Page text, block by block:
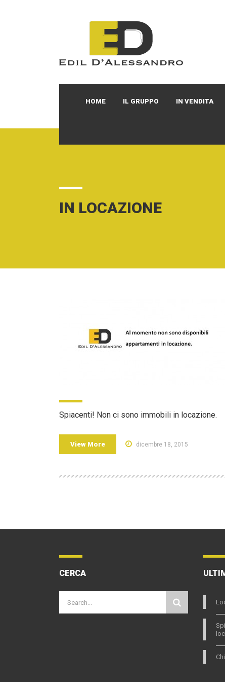
HOME IL GRUPPO IN VENDITA
IN LOCAZIONE
Spiacenti! Non ci sono immobili in locazione.
View More dicembre 18, 2015
CERCA